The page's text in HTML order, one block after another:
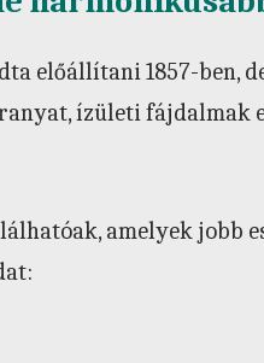
előállítani 1857-ben,
ízületi fájdalmak
amelyek jobb